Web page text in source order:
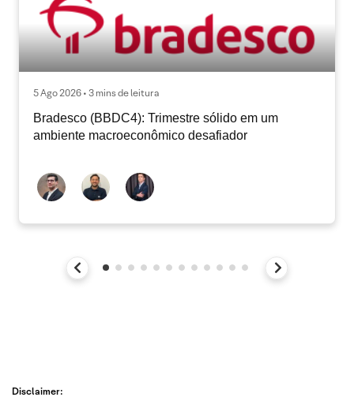
5 Ago 2026 • 3 mins de leitura
Bradesco (BBDC4): Trimestre sólido em um
ambiente macroeconômico desafiador
Disclaimer: